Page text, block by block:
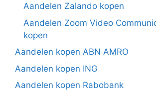
Aandelen Zalando kopen
Aandelen Zoom Video
kopen
Aandelen kopen ABN AMRO
Aandelen kopen ING
Aandelen kopen Rabobank